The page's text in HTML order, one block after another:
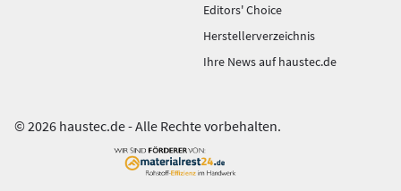
Editors' Choice
Herstellerverzeichnis
Ihre News auf haustec.de
© 2026 haustec.de - Alle Rechte vorbehalten.